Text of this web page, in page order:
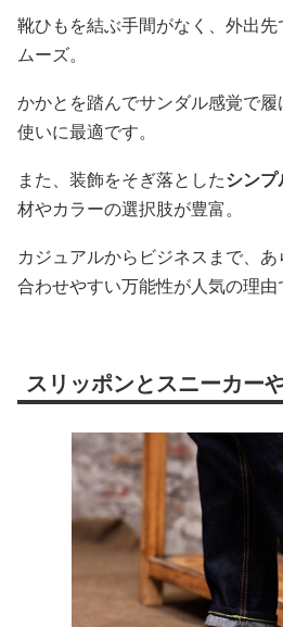
靴ひもを結ぶ手間がなく、外出
ムーズ。
かかとを踏んでサンダル感覚で
使いに最適です。
また、装飾をそぎ落としたシン
材やカラーの選択肢が豊富。
カジュアルからビジネスまで、
合わせやすい万能性が人気の理由
スリッポンとスニーカー